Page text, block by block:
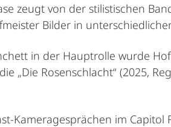
zeugt von der stilistischen
Bilder in
in der Hauptrolle wurde
Rosenschlacht“ (2025,
Kameragesprächen im